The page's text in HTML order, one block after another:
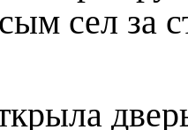
сел за